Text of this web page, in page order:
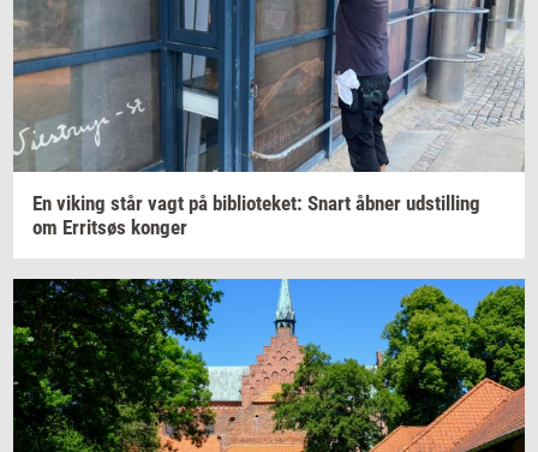
En viking står vagt på bi­bli­o­te­ket: Snart åbner ud­stil­ling
om Er­ritsøs kon­ger